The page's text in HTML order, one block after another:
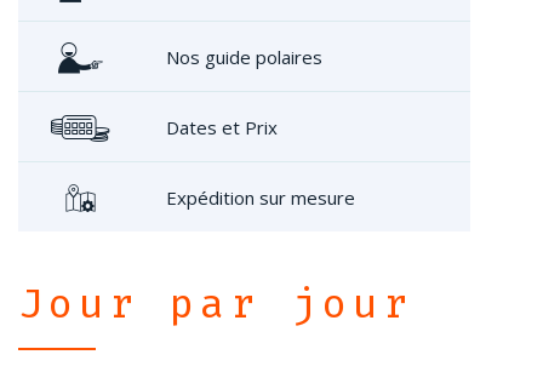
Nos guide polaires
Dates et Prix
Expédition sur mesure
Jour par jour